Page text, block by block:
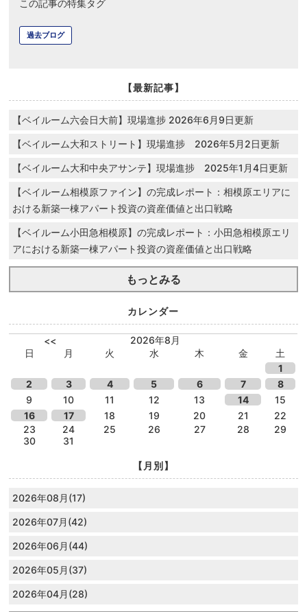
この記事の特集タグ
過去ブログ
【最新記事】
【ベイルーム六会日大前】現場進捗 2026年6月9日更新
【ベイルーム大和ストリート】現場進捗 2026年5月2日更新
【ベイルーム大和中央アサンテ】現場進捗 2025年1月4日更新
【ベイルーム相模原ファイン】の完成レポート：相模原エリアに
おける新築一棟アパート投資の資産価値と出口戦略
【ベイルーム小田急相模原】の完成レポート：小田急相模原エリ
アにおける新築一棟アパート投資の資産価値と出口戦略
もっとみる
カレンダー
<<
2026年8月
日
月 火 水 木 金
土
1
2
3 4 5 6 7
8
9
10 11 12 13 14
15
16
17 18 19 20 21
22
23
24 25 26 27 28
29
30
31
【月別】
2026年08月(17)
2026年07月(42)
2026年06月(44)
2026年05月(37)
2026年04月(28)